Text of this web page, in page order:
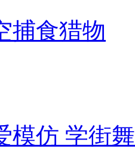
捕食猎物
模仿 学街